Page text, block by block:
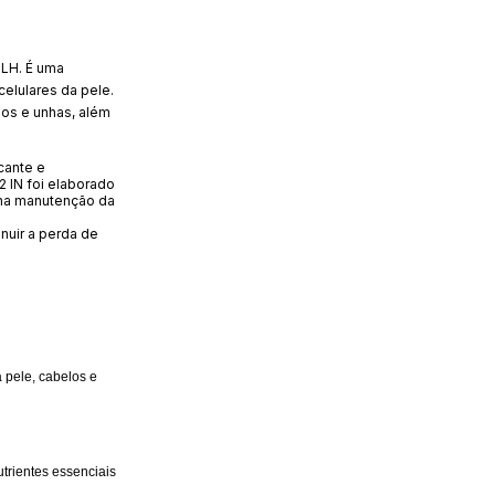
É uma
da pele.
e unhas, além
e
IN foi elaborado
manutenção da
a perda de
pele, cabelos e
essenciais